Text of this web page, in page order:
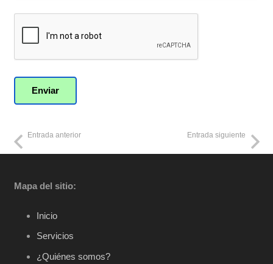
Entrada anterior Entrada siguiente
Mapa del sitio:
Inicio
Servicios
¿Quiénes somos?